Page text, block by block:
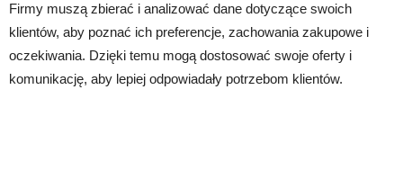
Firmy muszą zbierać i analizować dane dotyczące swoich
klientów, aby poznać ich preferencje, zachowania zakupowe i
oczekiwania. Dzięki temu mogą dostosować swoje oferty i
komunikację, aby lepiej odpowiadały potrzebom klientów.